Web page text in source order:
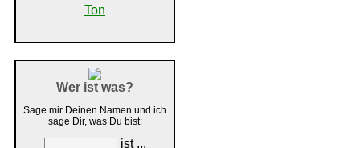
Ton
Wer ist was?
Sage mir Deinen Namen und ich
sage Dir, was Du bist:
ist ...